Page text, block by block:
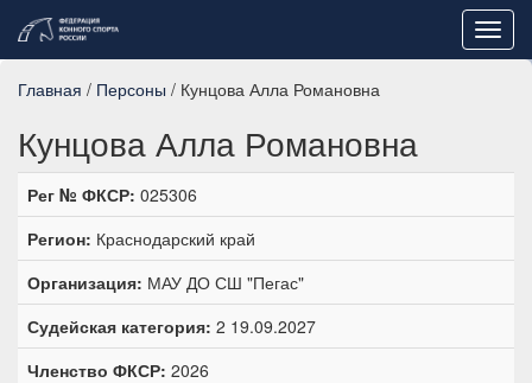
Главная / Персоны / Кунцова Алла Романовна
Кунцова Алла Романовна
Рег № ФКСР: 025306
Регион: Краснодарский край
Организация: МАУ ДО СШ "Пегас"
Судейская категория: 2 19.09.2027
Членство ФКСР: 2026